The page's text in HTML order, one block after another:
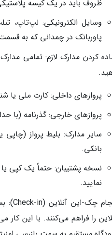
ظروف باید در یک کیسه
وسایل الکترونیکی: لپ‌تاپ،
پاوربانک در چمدانی که به
کردن مدارک لازم: تمامی
پروازهای داخلی: کارت ملی یا
پروازهای خارجی: گذرنامه (با
سایر مدارک: بلیط پرواز (چاپی
بانکی.
نسخه پشتیبان: حتماً یک کپی یا
نمایید.
را فراهم می‌کنند. با این کار